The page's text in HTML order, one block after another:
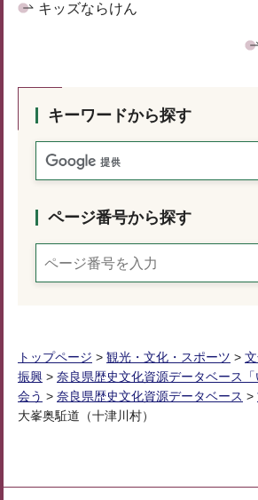
キッズならけん
キーワードから探す
ページ番号から探す
トップページ > 観光・文化・スポーツ >
振興 > 奈良県歴史文化資源データベース「
会う > 奈良県歴史文化資源データベース >
大峯奥駈道（十津川村）